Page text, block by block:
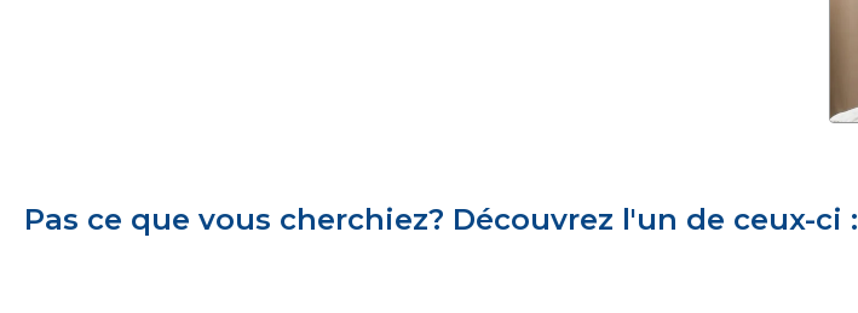
Pas ce que vous cherchiez? Découvrez l'un de ceux-ci :